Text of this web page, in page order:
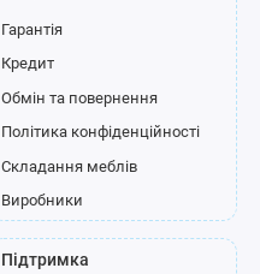
Гарантія
Кредит
Обмін та повернення
Політика конфіденційності
Складання меблів
Виробники
Підтримка